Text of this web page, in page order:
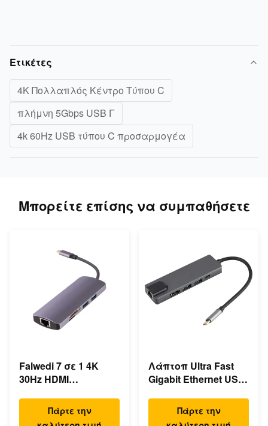
Ετικέτες
4K Πολλαπλός Κέντρο Τύπου C
πλήμνη 5Gbps USB Γ
4k 60Hz USB τύπου C προσαρμογέα
Μπορείτε επίσης να συμπαθήσετε
Falwedi 7 σε 1 4K
30Hz HDMI
τύπου C Hub
Πάρτε την
Λάπτοπ Ultra Fast
Gigabit Ethernet USB
Αποσύνδεσης
Πάρτε την